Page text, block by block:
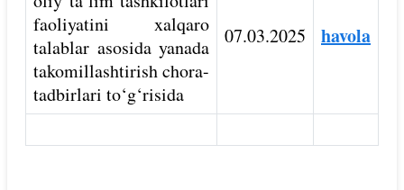
faoliyatini xalqaro
talablar asosida yanada
takomillashtirish chora-
tadbirlari to‘g‘risida
07.03.2025 havola